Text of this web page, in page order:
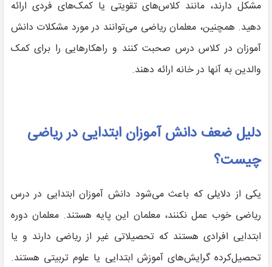
مشکل دارند، مانند کلاس‌های تقویتی یا کمک‌های فردی ارائه
دهید. همچنین، معلمان ریاضی می‌توانند در مورد مشکلات دانش
آموزان در کلاس درس صحبت کنند و راهکارهایی را برای کمک
والدین به آنها در خانه ارائه دهند.
دلیل ضعف دانش آموزان ابتدایی در ریاضی
چیست؟
یکی از دلایلی که باعث می‌شود دانش آموزان ابتدایی در درس
ریاضی خوب عمل نکنند، معلمان این پایه هستند. معلمان دوره
ابتدایی افرادی هستند که تحصیلاتی غیر از ریاضی دارند و یا
تحصیل‌کرده گرایش‌های آموزش ابتدایی یا علوم تربیتی هستند.